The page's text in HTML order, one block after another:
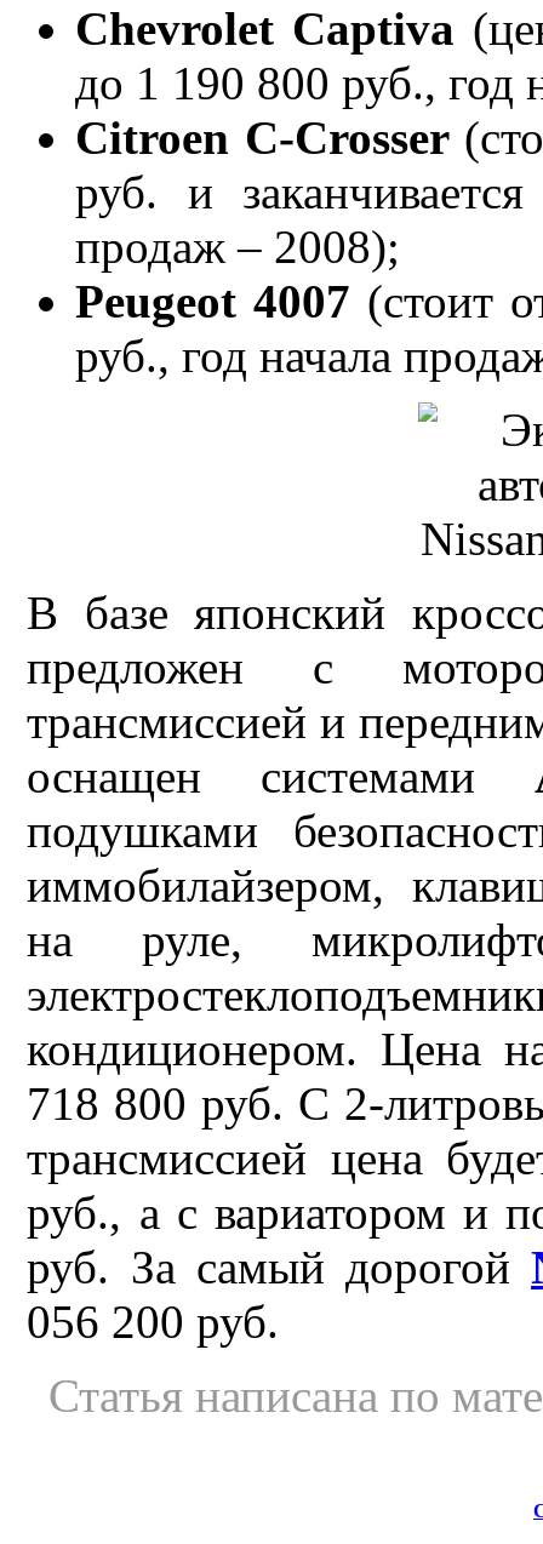
Chevrolet Captiva
до 1 190 800 руб., год
Citroen C-Crosser
руб. и
продаж – 2008);
Peugeot 4007 (стоит
руб., год начала
В базе японский
предложен с
трансмиссией и
оснащен системами
подушками
иммобилайзером,
на руле,
кондиционером. Цена
718 800 руб. С 2-
трансмиссией цена
руб., а с вариатором и
руб. За самый дорогой
056 200 руб.
Статья написана по